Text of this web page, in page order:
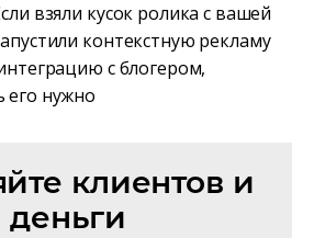
взяли кусок ролика с вашей
контекстную рекламу
с блогером,
его нужно
клиентов и
деньги